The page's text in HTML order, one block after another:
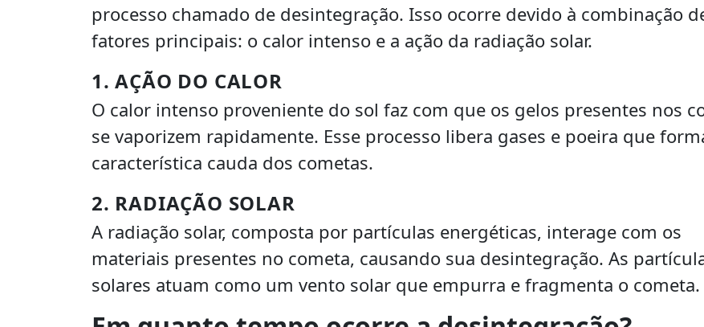
processo chamado de desintegração. Isso ocorre devido à combinação
fatores principais: o calor intenso e a ação da radiação solar.
1. AÇÃO DO CALOR
O calor intenso proveniente do sol faz com que os gelos presentes nos
se vaporizem rapidamente. Esse processo libera gases e poeira que
característica cauda dos cometas.
2. RADIAÇÃO SOLAR
A radiação solar, composta por partículas energéticas, interage com os
materiais presentes no cometa, causando sua desintegração. As
solares atuam como um vento solar que empurra e fragmenta o cometa.